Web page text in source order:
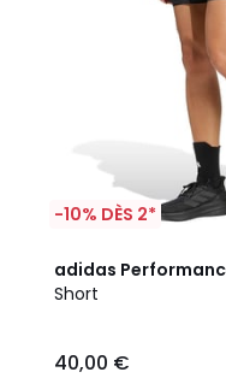
-10% DÈS 2*
adidas
Short
40,00 €
5
/